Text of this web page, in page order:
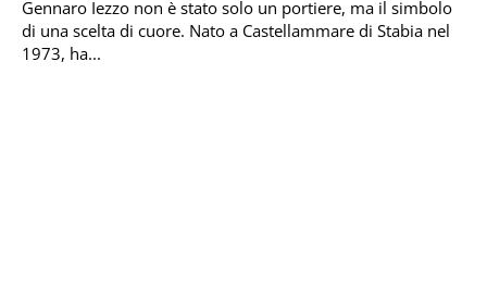
Gennaro Iezzo non è stato solo un portiere, ma il simbolo
di una scelta di cuore. Nato a Castellammare di Stabia nel
1973, ha...